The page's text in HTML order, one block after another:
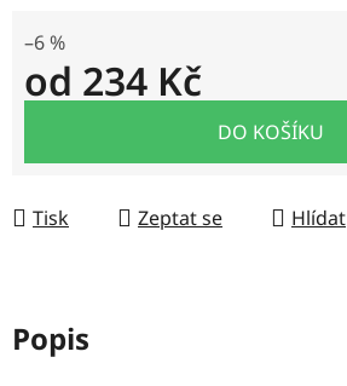
–6 %
od 234 Kč
DO KOŠÍKU
Tisk Zeptat se Hlídat
Popis